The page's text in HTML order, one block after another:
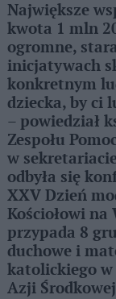
Największe
kwota 1 mln
ogromne,
inicjatywach
konkretnym
dziecka, by ci
– powiedział
Zespołu
w
odbyła się
XXV Dzień
Kościołowi
przypada 8
duchowe i
katolickiego
Azji